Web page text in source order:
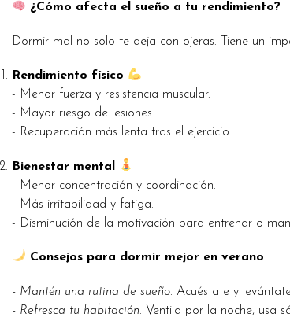
¿Cómo afecta el sueño a tu rendimiento?
Dormir mal no solo te deja con ojeras. Tiene un
Rendimiento físico
- Menor fuerza y resistencia muscular.
- Mayor riesgo de lesiones.
- Recuperación más lenta tras el ejercicio.
Bienestar mental
- Menor concentración y coordinación.
- Más irritabilidad y fatiga.
- Disminución de la motivación para entrenar o
Consejos para dormir mejor en verano
- Mantén una rutina de sueño. Acuéstate y
- Refresca tu habitación. Ventila por la noche, usa